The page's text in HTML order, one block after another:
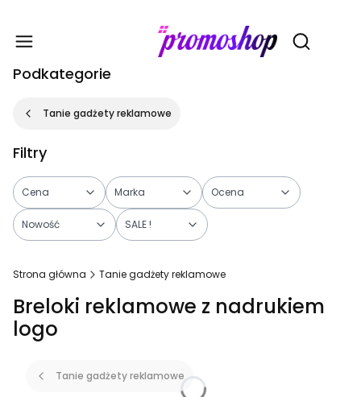
Otwórz
Podkategorie
Tanie gadżety reklamowe
Filtry
Cena Marka Ocena
Nowość SALE !
Strona główna Tanie gadżety reklamowe
Breloki reklamowe z nadrukiem
logo
Tanie gadżety reklamowe